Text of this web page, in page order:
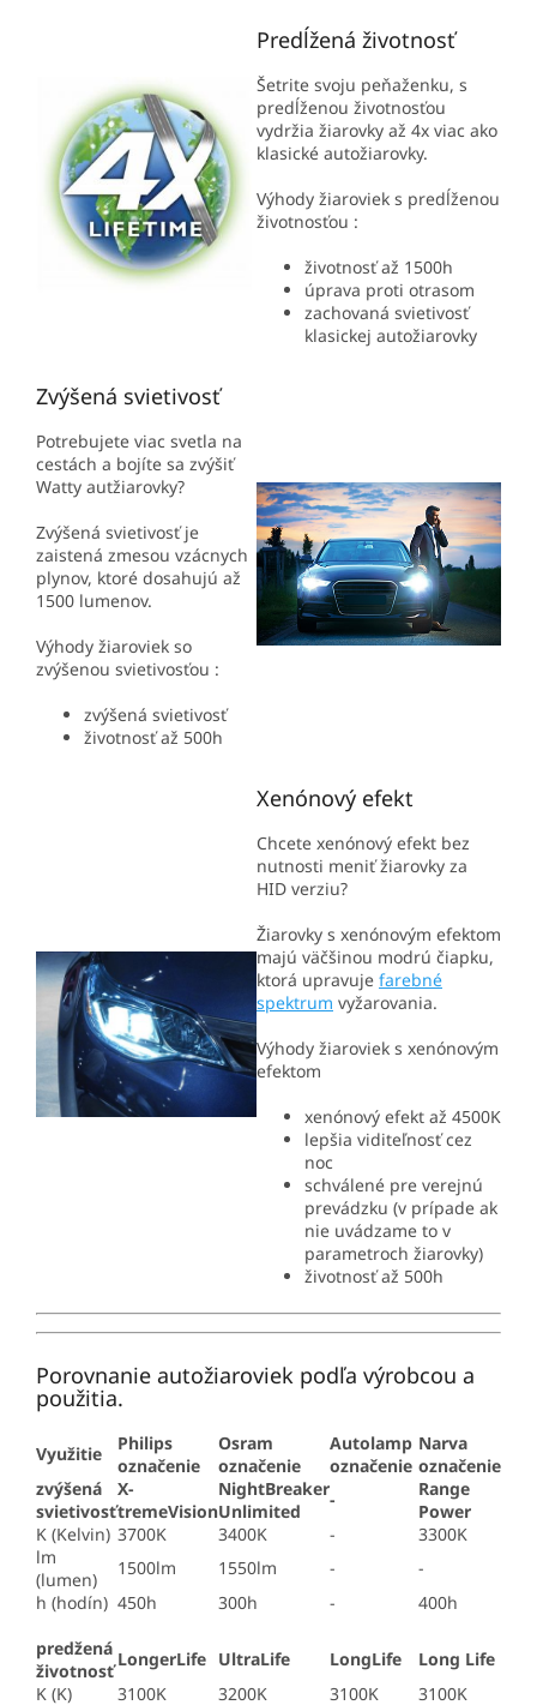
Predĺžená životnosť
Šetrite svoju peňaženku, s
predĺženou životnosťou
vydržia žiarovky až 4x viac ako
klasické autožiarovky.
Výhody žiaroviek s predĺženou
životnosťou :
životnosť až 1500h
úprava proti otrasom
zachovaná svietivosť
klasickej autožiarovky
Zvýšená svietivosť
Potrebujete viac svetla na
cestách a bojíte sa zvýšiť
Watty autžiarovky?
Zvýšená svietivosť je
zaistená zmesou vzácnych
plynov, ktoré dosahujú až
1500 lumenov.
Výhody žiaroviek so
zvýšenou svietivosťou :
zvýšená svietivosť
životnosť až 500h
Xenónový efekt
Chcete xenónový efekt bez
nutnosti meniť žiarovky za
HID verziu?
Žiarovky s xenónovým efektom
majú väčšinou modrú čiapku,
ktorá upravuje farebné
spektrum vyžarovania.
Výhody žiaroviek s xenónovým
efektom
xenónový efekt až 4500K
lepšia viditeľnosť cez
noc
schválené pre verejnú
prevádzku (v prípade ak
nie uvádzame to v
parametroch žiarovky)
životnosť až 500h
Porovnanie autožiaroviek podľa výrobcou a
použitia.
Využitie
Philips
označenie
Osram
označenie
Autolamp
označenie
Narva
označenie
zvýšená
svietivosť
X-
tremeVision
NightBreaker
Unlimited
-
Range
Power
K (Kelvin) 3700K 3400K -
3300K
lm
(lumen)
1500lm 1550lm -
-
h (hodín) 450h 300h -
400h
predžená
životnosť
LongerLife UltraLife LongLife
Long Life
K (K)
3100K 3200K 3100K 3100K